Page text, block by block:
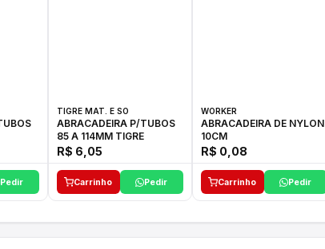
Pedir
TIGRE MAT. E SO
ABRACADEIRA P/TUBOS
85 A 114MM TIGRE
R$ 6,05
Carrinho Pedir
WORKER
ABRACADEIRA DE NYLON
10CM
R$ 0,08
Carrinho Pedir